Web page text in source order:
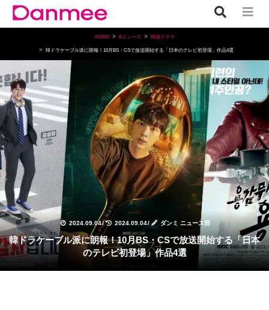
HOME Kニュース 韓国ドラマ
韓ドラケーブル派に朗報！10月BS・CSで放送開始する「日本のテレビ初登場」作品4選
2024.09.04/ 2024.09.04/ ダンミ ニュース部
韓国ドラマ
韓ドラケーブル派に朗報！10月BS・CSで放送開始する「日本
のテレビ初登場」作品4選